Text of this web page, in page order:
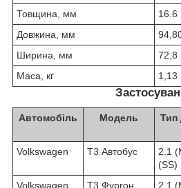
Товщина, мм
16.6
Довжина, мм
Ширина, мм
72,8
Маса, кг
1,13
Автомобіль Модель Тип
Volkswagen
T3 Автобус
2.1
(SS)
Volkswagen T3 Фургон 2.1